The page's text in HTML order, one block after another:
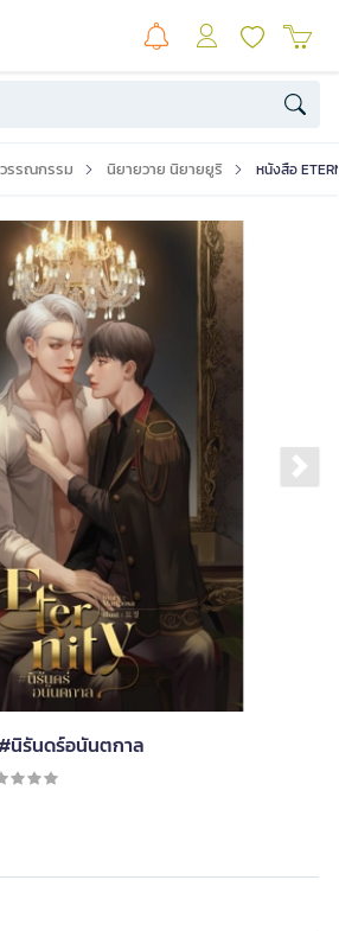
รรณกรรม นิยายวาย นิยายยูริ หนังสือ
นิรันดร์อนันตกาล